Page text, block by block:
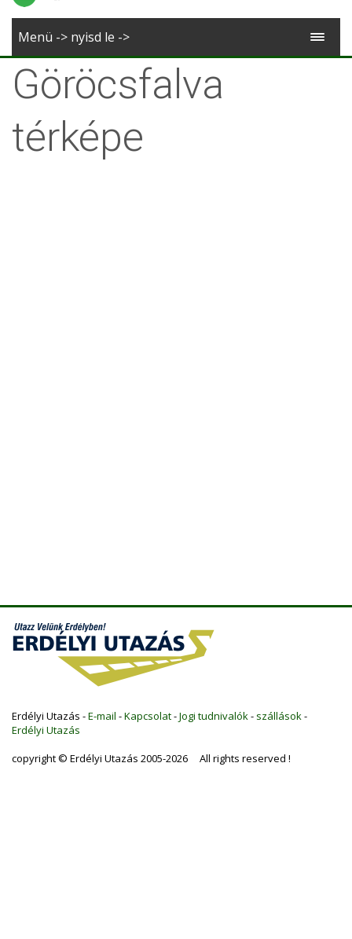
Deutsch
English
Romana
Menü -> nyisd le ->
Göröcsfalva
térképe
Erdélyi Utazás -E-mail -Kapcsolat-Jogi tudnivalók- szállások-
Erdélyi Utazás
copyright © Erdélyi Utazás 2005-2026 All rights reserved !